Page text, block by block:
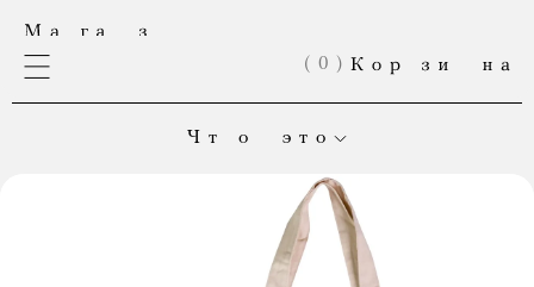
( 0 )
Чт о это
Это онлайн-магазин «Медузы». Здесь продаются книги,
выпущенные в нашем издательстве. А теперь еще и мерч!
Если вы хотите оформить большой заказ; если товар,